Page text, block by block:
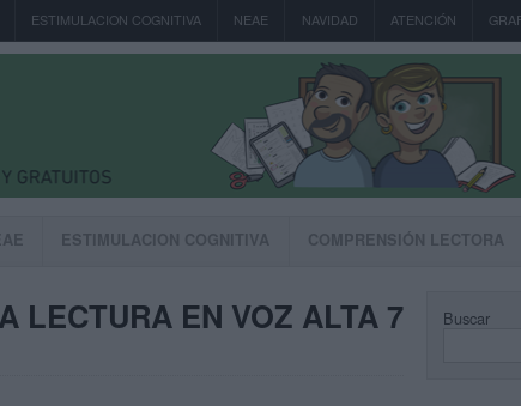
ESTIMULACION COGNITIVA NEAE NAVIDAD ATENCIÓN
ESTIMULACION COGNITIVA COMPRENSIÓN LECTORA
LECTURA EN VOZ ALTA 7 Buscar